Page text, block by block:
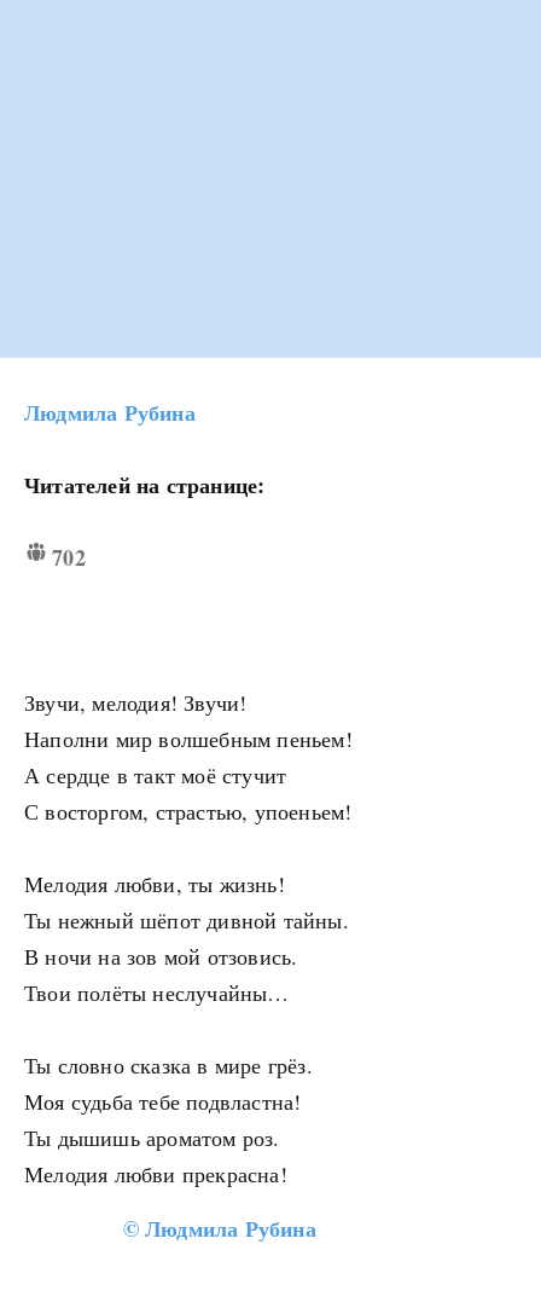
Людмила Рубина
Читателей на странице:
702
Звучи, мелодия! Звучи!
Наполни мир волшебным пеньем!
А сердце в такт моё стучит
С восторгом, страстью, упоеньем!
Мелодия любви, ты жизнь!
Ты нежный шёпот дивной тайны.
В ночи на зов мой отзовись.
Твои полёты неслучайны…
Ты словно сказка в мире грёз.
Моя судьба тебе подвластна!
Ты дышишь ароматом роз.
Мелодия любви прекрасна!
©Людмила Рубина